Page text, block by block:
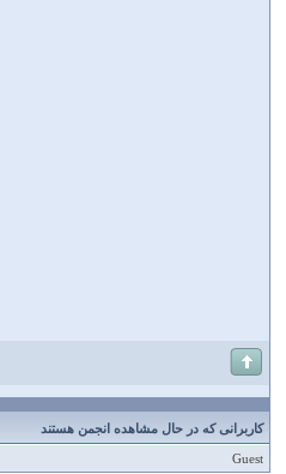
کاربرانی که در حال مشاهده انجمن هستند
Guest